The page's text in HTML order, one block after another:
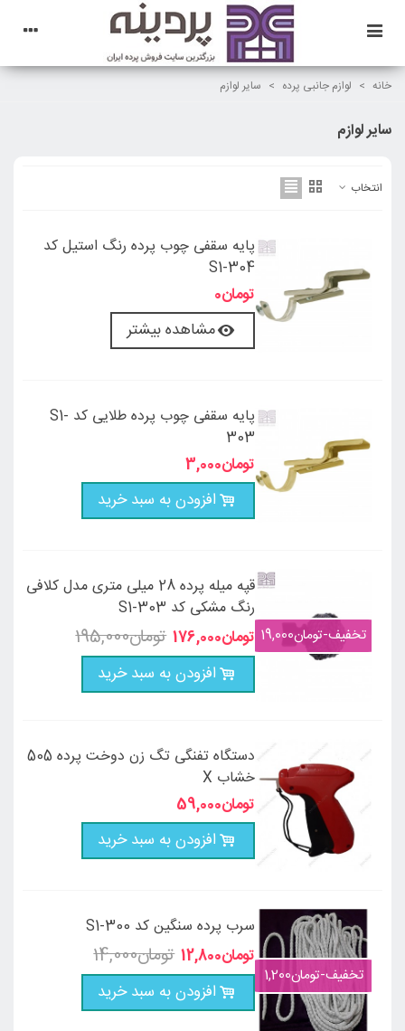
خانه > لوازم جانبی پرده > سایر لوازم
سایر لوازم
انتخاب
پایه سقفی چوب پرده رنگ استیل کد
S1-304
مشاهده بیشتر
پایه سقفی چوب پرده طلایی کد S1-
303
افزودن به سبد خرید
تخفیف-‎تومان19,000
قپه میله پرده 28 میلی متری مدل کلافی
رنگ مشکی کد S1-303
‎تومان195,000
افزودن به سبد خرید
دستگاه تفنگی تگ زن دوخت پرده 505
خشاب X
افزودن به سبد خرید
تخفیف-‎تومان1,200
سرب پرده سنگین کد S1-300
‎تومان12,800
‎تومان14,000
افزودن به سبد خرید